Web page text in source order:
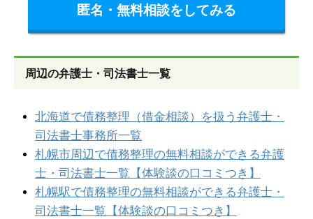
匿名・無料相談をしてみる
周辺の弁護士・司法書士一覧
北海道で債務整理（借金相談）を扱う弁護士・
司法書士事務所一覧
札幌市周辺で債務整理の無料相談ができる弁護
士・司法書士一覧【体験談の口コミつき】
札幌駅で債務整理の無料相談ができる弁護士・
司法書士一覧【体験談の口コミつき】